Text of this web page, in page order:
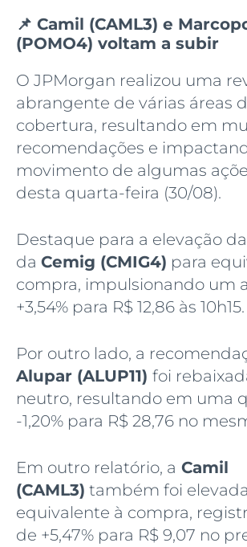
📌 Camil (CAML3) e
(POMO4) voltam a subir
O JPMorgan realizou uma
abrangente de várias áreas
cobertura, resultando em
recomendações e
movimento de algumas
desta quarta-feira (30/08).
Destaque para a elevação
da Cemig (CMIG4) para
compra, impulsionando um
+3,54% para R$ 12,86 às 10h15.
Por outro lado, a
Alupar (ALUP11) foi
neutro, resultando em uma
-1,20% para R$ 28,76 no
Em outro relatório, a Camil
(CAML3) também foi
equivalente à compra,
de +5,47% para R$ 9,07 no